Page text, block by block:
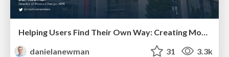
danielanewman
31 3.3k